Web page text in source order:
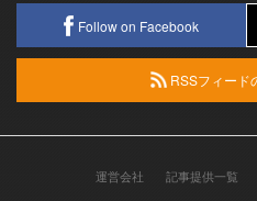
Follow on Facebook
RSSフィード
運営会社 記事提供一覧